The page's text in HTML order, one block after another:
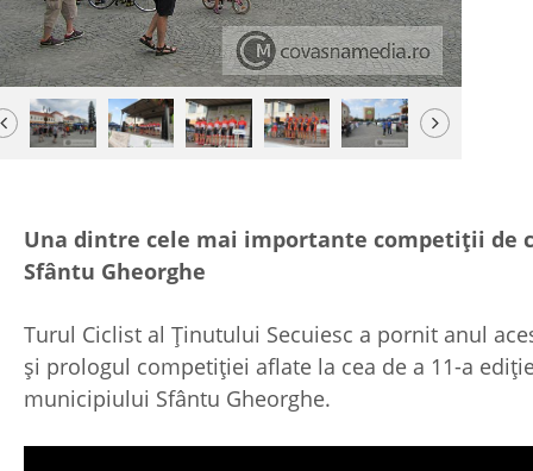
Previous Next
Una dintre cele mai importante competiții de
Sfântu Gheorghe
Turul Ciclist al Ținutului Secuiesc a pornit anul
și prologul competiției aflate la cea de a 11-a
municipiului Sfântu Gheorghe.